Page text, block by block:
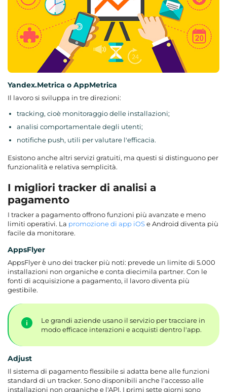
Yandex.Metrica o AppMetrica
Il lavoro si sviluppa in tre direzioni:
tracking, cioè monitoraggio delle installazioni;
analisi comportamentale degli utenti;
notifiche push, utili per valutare l'efficacia.
Esistono anche altri servizi gratuiti, ma questi si distinguono per
funzionalità e relativa semplicità.
I migliori tracker di analisi a
pagamento
I tracker a pagamento offrono funzioni più avanzate e meno
limiti operativi. La promozione di app iOSe Android diventa più
facile da monitorare.
AppsFlyer
AppsFlyer è uno dei tracker più noti: prevede un limite di 5.000
installazioni non organiche e conta diecimila partner. Con le
fonti di acquisizione a pagamento, il lavoro diventa più
gestibile.
Le grandi aziende usano il servizio per tracciare in
modo efficace interazioni e acquisti dentro l'app.
Adjust
Il sistema di pagamento flessibile si adatta bene alle funzioni
standard di un tracker. Sono disponibili anche l'accesso alle
installazioni non organiche e l'API. I primi sette giorni sono